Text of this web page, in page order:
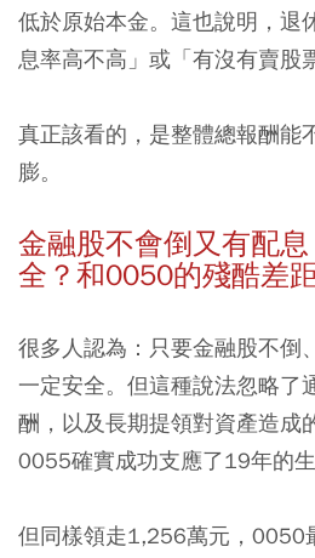
低於原始本金。這也說明，退
息率高不高」或「有沒有賣股
真正該看的，是整體總報酬能
膨。
金融股不會倒又有配
全？和0050的殘酷差
很多人認為：只要金融股不倒
一定安全。但這種說法忽略了
酬，以及長期提領對資產造成
0055確實成功支應了19年的生
但同樣領走1,256萬元，0050